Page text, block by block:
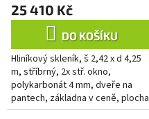
25 410 Kč
DO KOŠÍKU
Hliníkový skleník, š 2,42 x d 4,25
m, stříbrný, 2x stř. okno,
polykarbonát 4 mm, dveře na
pantech, základna v ceně, plocha
10,42 m2.